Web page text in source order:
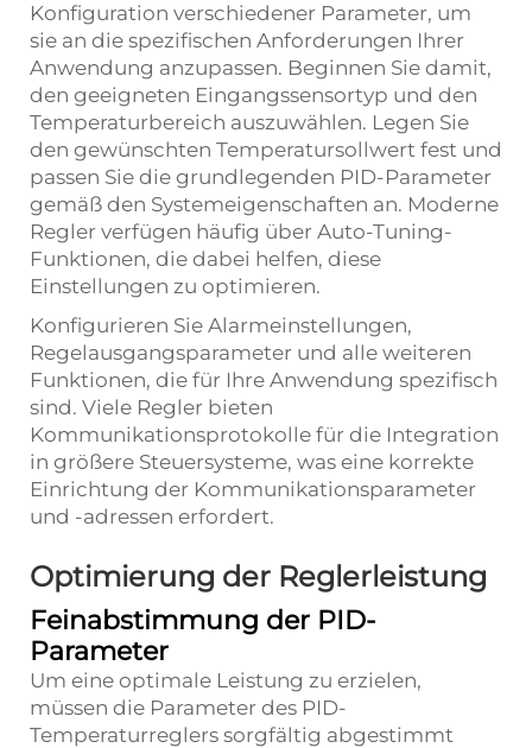
Konfiguration verschiedener Parameter, um
sie an die spezifischen Anforderungen Ihrer
Anwendung anzupassen. Beginnen Sie damit,
den geeigneten Eingangssensortyp und den
Temperaturbereich auszuwählen. Legen Sie
den gewünschten Temperatursollwert fest und
passen Sie die grundlegenden PID-Parameter
gemäß den Systemeigenschaften an. Moderne
Regler verfügen häufig über Auto-Tuning-
Funktionen, die dabei helfen, diese
Einstellungen zu optimieren.
Konfigurieren Sie Alarmeinstellungen,
Regelausgangsparameter und alle weiteren
Funktionen, die für Ihre Anwendung spezifisch
sind. Viele Regler bieten
Kommunikationsprotokolle für die Integration
in größere Steuersysteme, was eine korrekte
Einrichtung der Kommunikationsparameter
und -adressen erfordert.
Optimierung der Reglerleistung
Feinabstimmung der PID-
Parameter
Um eine optimale Leistung zu erzielen,
müssen die Parameter des PID-
Temperaturreglers sorgfältig abgestimmt